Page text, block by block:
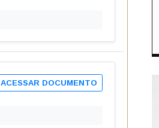
ACESSAR DOCUMENTO